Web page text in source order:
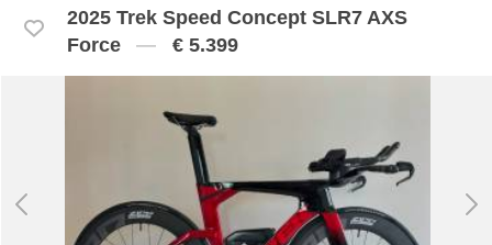
2025 Trek Speed Concept SLR7 AXS
Force
€ 5.399